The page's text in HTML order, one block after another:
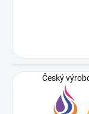
Český